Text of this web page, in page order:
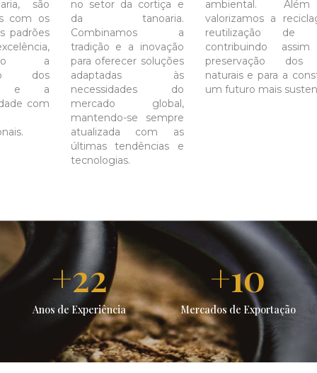
são
com os
padrões
a
dos
e a
com
no setor da cortiça e
da tanoaria.
Combinamos a
tradição e a inovação
para oferecer soluções
adaptadas às
necessidades do
mercado global,
mantendo-se sempre
atualizada com as
últimas tendências e
tecnologias.
ambiental.
valorizamos a
reutilização de
contribuindo
preservação dos
naturais e para a
um futuro mais
22
Anos de Experiência
10
Mercados de Exportação